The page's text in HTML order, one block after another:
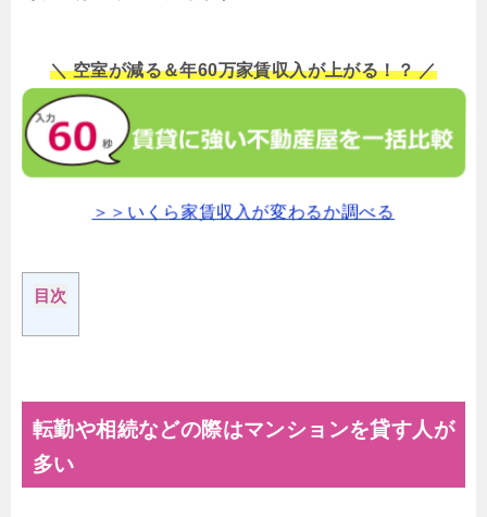
＼ 空室が減る＆年60万家賃収入が上がる！？ ／
＞＞いくら家賃収入が変わるか調べる
目次
転勤や相続などの際はマンションを貸す人が
多い